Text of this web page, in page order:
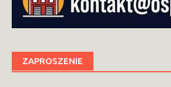
ZAPROSZENIE